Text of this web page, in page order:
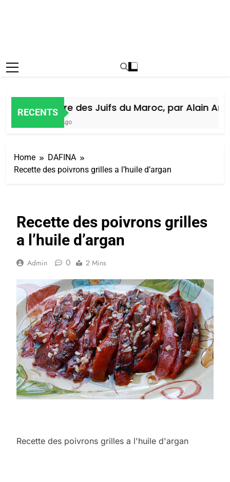
RECENTS
Histoire des Juifs du Maroc, par Alain Amiel
6 Jours Ago
Home
DAFINA
Recette des poivrons grilles a l’huile d’argan
Recette des poivrons grilles
a l’huile d’argan
Admin 0 2 Mins
Recette des poivrons grilles a l'huile d'argan